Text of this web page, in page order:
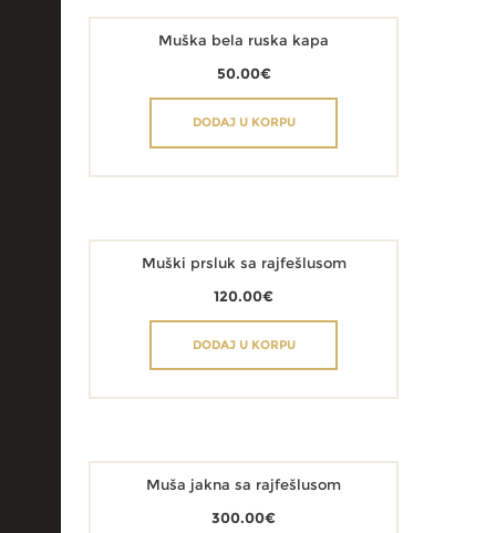
Muška bela ruska kapa
50.00€
DODAJ U KORPU
Muški prsluk sa rajfešlusom
120.00€
DODAJ U KORPU
Muša jakna sa rajfešlusom
300.00€